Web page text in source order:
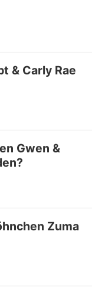
& Carly Rae
Gwen &
Zuma